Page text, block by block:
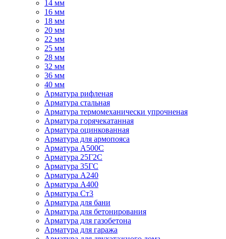
14 мм
16 мм
18 мм
20 мм
22 мм
25 мм
28 мм
32 мм
36 мм
40 мм
Арматура рифленая
Арматура стальная
Арматура термомеханически упрочненая
Арматура горячекатанная
Арматура оцинкованная
Арматура для армопояса
Арматура A500С
Арматура 25Г2С
Арматура 35ГС
Арматура А240
Арматура А400
Арматура Ст3
Арматура для бани
Арматура для бетонирования
Арматура для газобетона
Арматура для гаража